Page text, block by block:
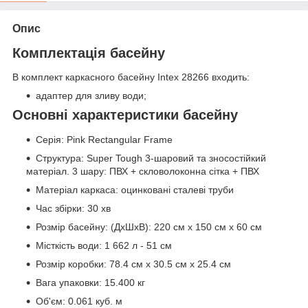
Опис
Комплектація басейну
В комплект каркасного басейну Intex 28266 входить:
адаптер для зливу води;
Основні характеристики басейну
Серія: Pink Rectangular Frame
Структура: Super Tough 3-шаровий та зносостійкий
матеріал. 3 шару: ПВХ + скловолоконна сітка + ПВХ
Матеріал каркаса: оцинковані сталеві труби
Час збірки: 30 хв
Розмір басейну: (ДхШхВ): 220 см х 150 см х 60 см
Місткість води: 1 662 л - 51 см
Розмір коробки: 78.4 см х 30.5 см х 25.4 см
Вага упаковки: 15.400 кг
Об'єм: 0.061 куб. м